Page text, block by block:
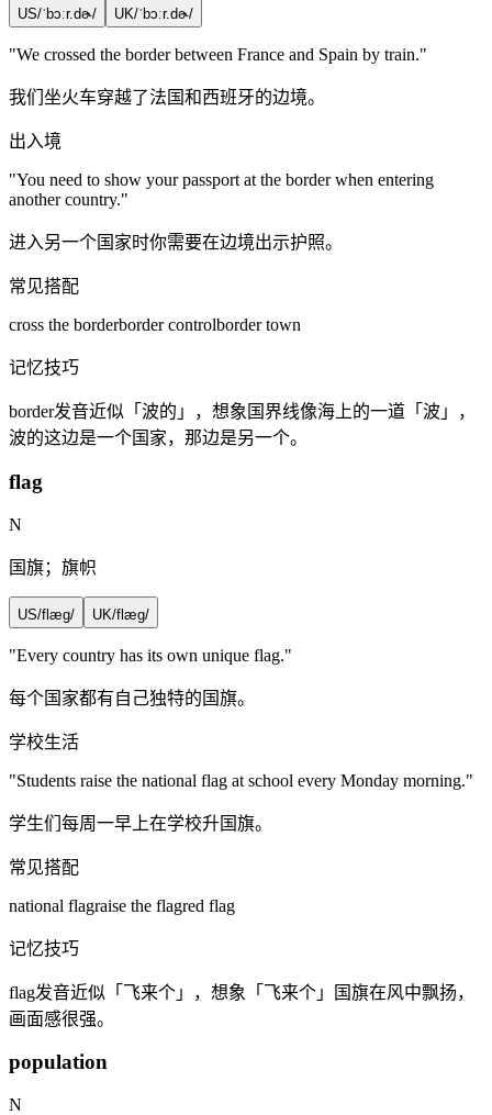
US/ˈbɔːr.dɚ/ UK/ˈbɔːr.dɚ/
"We crossed the borderbetween France and Spain by train."
我们坐火车穿越了法国和西班牙的边境。
出入境
"You need to show your passport at the borderwhen entering
another country."
进入另一个国家时你需要在边境出示护照。
常见搭配
cross the borderborder controlborder town
记忆技巧
border发音近似「波的」，想象国界线像海上的一道「波」，
波的这边是一个国家，那边是另一个。
flag
N
国旗；旗帜
US/flæɡ/ UK/flæɡ/
"Every country has its own unique flag."
每个国家都有自己独特的国旗。
学校生活
"Students raise the national flag at school every Monday morning."
学生们每周一早上在学校升国旗。
常见搭配
national flagraise the flagred flag
记忆技巧
flag发音近似「飞来个」，想象「飞来个」国旗在风中飘扬，
画面感很强。
population
N